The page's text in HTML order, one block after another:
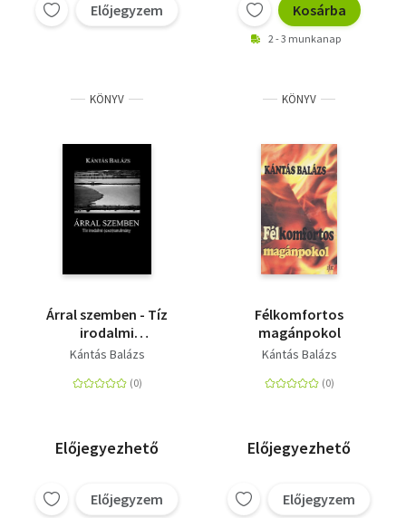
Előjegyzem Kosárba
2 - 3 munkanap
KÖNYV
Árral szemben - Tíz
irodalmi
(eset)tanulmány
Kántás Balázs
Előjegyezhető
Előjegyzem
KÖNYV
Félkomfortos
magánpokol
Kántás Balázs
Előjegyezhető
Előjegyzem